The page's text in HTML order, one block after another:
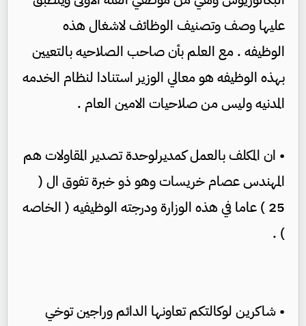
عليها وصف وتصنيف الوظائف لاشغال هذه
الوظيفه . مع العلم بأن صاحب الصلاحيه بالتعيين
بهذه الوظيفه هو معالي الوزير استنادا لنظام الخدمه
المدنيه وليس من صلاحيات الامين العام .
• ان المكلف بالعمل كمديرلوحدة تصدير المقاولات هم
المهندس عصام خريسات وهو ذو خبرة تفوق ال (
25 ) عاما في هذه الوزارة ودرجته الوظيفيه ( الخاصه
) .
• شاكرين لوكالتكم تعاونها الدائم وراجين توخي